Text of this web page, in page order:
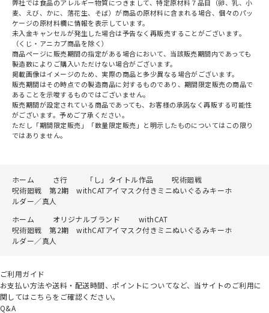
弊社では食品のアレルギー物質につきまして、特定原材料７品目（卵、乳、小
麦、えび、かに、落花生、そば）が商品の原材料に含まれる場合、個々のパッ
ケージの原材料欄に情報を表示しています。
未入金キャンセルが発生した場合は予告なく再販売することがございます。
（くじ・アニカプ商品を除く）
商品ページに販売期間の指定がある場合において、当該販売期間内であっても
製造数によりご購入いただけない場合がございます。
掲載画像はイメージのため、実際の商品と多少異なる場合がございます。
販売期間はその時点での製造商品に対するものであり、期間限定販売の商品で
あることを示唆するものではございません。
販売期間が設定されている商品であっても、お客様の承諾なく再販する可能性
がございます。予めご了承ください。
ただし「期間限定販売」「数量限定販売」と明示したものについてはこの限り
ではありません。
ホーム さ行 「し」タイトル作品
呪術廻戦
呪術廻戦 第2期 withCATアイマスク付きミニぬいぐるみキーホ
ルダー／真人
ホーム
オリジナルブランド
withCAT
呪術廻戦 第2期 withCATアイマスク付きミニぬいぐるみキーホ
ルダー／真人
ご利用ガイド
お支払い方法や送料・配送時間、ポイントについてなど、当サイトのご利用に
関してはこちらをご確認ください。
Q&A